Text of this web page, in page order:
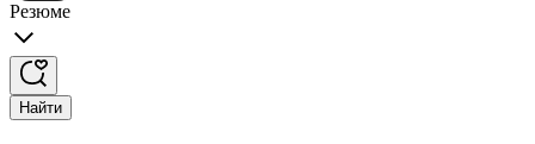
Резюме
Найти